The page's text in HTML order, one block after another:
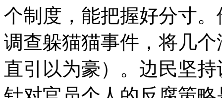
个制度，能把握好分寸
调查躲猫猫事件，将几
直引以为豪）。边民坚